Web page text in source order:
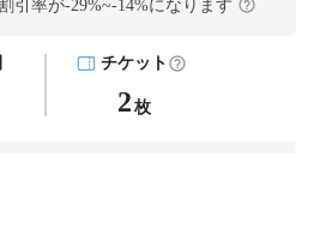
引率が-29%~-14%になります
チケット
2 枚